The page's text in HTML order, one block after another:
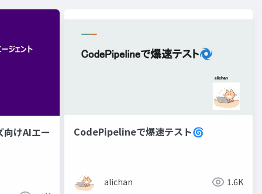
向けAIエー CodePipelineで爆速テスト🌀
alichan 1.6K